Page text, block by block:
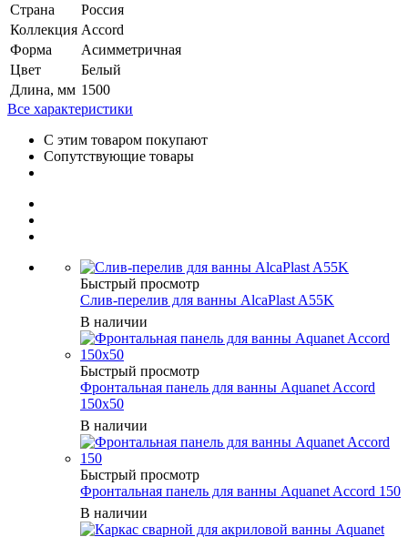
Страна
Россия
Коллекция Accord
Форма
Асимметричная
Цвет
Белый
Длина, мм 1500
Все характеристики
С этим товаром покупают
Сопутствующие товары
Быстрый просмотр
Слив-перелив для ванны AlcaPlast A55K
В наличии
Быстрый просмотр
Фронтальная панель для ванны Aquanet Accord
150x50
В наличии
Быстрый просмотр
Фронтальная панель для ванны Aquanet Accord 150
В наличии